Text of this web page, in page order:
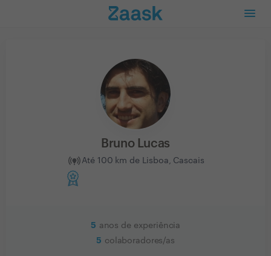
Bruno Lucas
Até 100 km de Lisboa, Cascais
5 anos de experiência
5 colaboradores/as